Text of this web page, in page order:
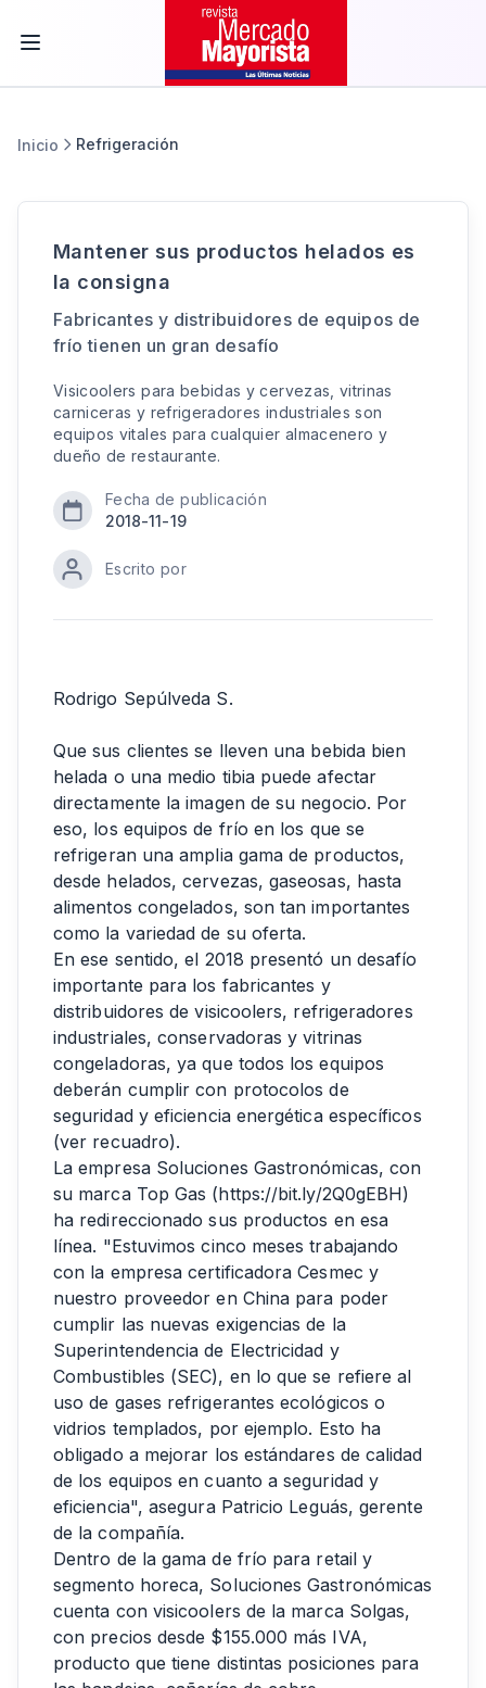
Inicio Refrigeración
Mantener sus productos helados es
la consigna
Fabricantes y distribuidores de equipos de
frío tienen un gran desafío
Visicoolers para bebidas y cervezas, vitrinas
carniceras y refrigeradores industriales son
equipos vitales para cualquier almacenero y
dueño de restaurante.
Fecha de publicación
2018-11-19
Escrito por
Rodrigo Sepúlveda S.
Que sus clientes se lleven una bebida bien
helada o una medio tibia puede afectar
directamente la imagen de su negocio. Por
eso, los equipos de frío en los que se
refrigeran una amplia gama de productos,
desde helados, cervezas, gaseosas, hasta
alimentos congelados, son tan importantes
como la variedad de su oferta.
En ese sentido, el 2018 presentó un desafío
importante para los fabricantes y
distribuidores de visicoolers, refrigeradores
industriales, conservadoras y vitrinas
congeladoras, ya que todos los equipos
deberán cumplir con protocolos de
seguridad y eficiencia energética específicos
(ver recuadro).
La empresa Soluciones Gastronómicas, con
su marca Top Gas (https://bit.ly/2Q0gEBH)
ha redireccionado sus productos en esa
línea. "Estuvimos cinco meses trabajando
con la empresa certificadora Cesmec y
nuestro proveedor en China para poder
cumplir las nuevas exigencias de la
Superintendencia de Electricidad y
Combustibles (SEC), en lo que se refiere al
uso de gases refrigerantes ecológicos o
vidrios templados, por ejemplo. Esto ha
obligado a mejorar los estándares de calidad
de los equipos en cuanto a seguridad y
eficiencia", asegura Patricio Leguás, gerente
de la compañía.
Dentro de la gama de frío para retail y
segmento horeca, Soluciones Gastronómicas
cuenta con visicoolers de la marca Solgas,
con precios desde $155.000 más IVA,
producto que tiene distintas posiciones para